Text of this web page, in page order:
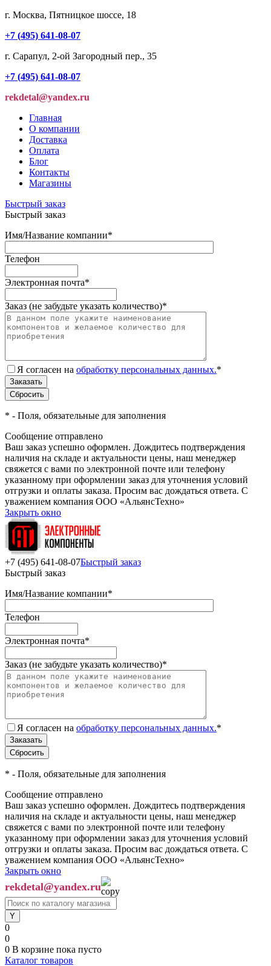
г. Москва, Пятницкое шоссе, 18
+7 (495) 641-08-07
г. Сарапул, 2-ой Загородный пер., 35
+7 (495) 641-08-07
rekdetal@yandex.ru
Главная
О компании
Доставка
Оплата
Блог
Контакты
Магазины
Быстрый заказ
Быстрый заказ
Имя/Название компании*
Телефон
Электронная почта*
Заказ (не забудьте указать количество)*
Я согласен на обработку персональных данных.*
* - Поля, обязательные для заполнения
Сообщение отправлено
Ваш заказ успешно оформлен. Дождитесь подтверждения
наличия на складе и актуальности цены, наш менеджер
свяжется с вами по электронной почте или телефону
указанному при оформлении заказ для уточнения условий
отгрузки и оплаты заказа. Просим вас дождаться ответа. С
уважением компания ООО «АльянсТехно»
Закрыть окно
+7 (495) 641-08-07Быстрый заказ
Быстрый заказ
Имя/Название компании*
Телефон
Электронная почта*
Заказ (не забудьте указать количество)*
Я согласен на обработку персональных данных.*
* - Поля, обязательные для заполнения
Сообщение отправлено
Ваш заказ успешно оформлен. Дождитесь подтверждения
наличия на складе и актуальности цены, наш менеджер
свяжется с вами по электронной почте или телефону
указанному при оформлении заказ для уточнения условий
отгрузки и оплаты заказа. Просим вас дождаться ответа. С
уважением компания ООО «АльянсТехно»
Закрыть окно
rekdetal@yandex.ru
0
0
0 В корзине пока пусто
Каталог товаров